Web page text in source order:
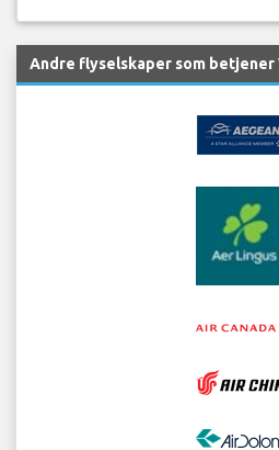
Andre flyselskaper som betjener